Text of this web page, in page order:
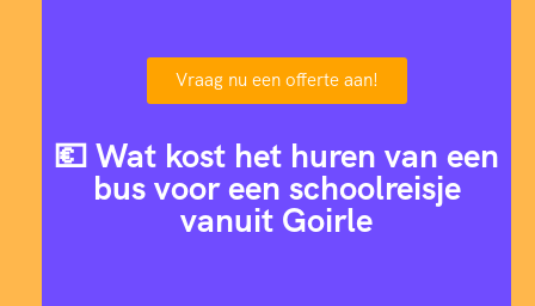
Vraag nu een offerte aan!
💶 Wat kost het huren van een
bus voor een schoolreisje
vanuit Goirle